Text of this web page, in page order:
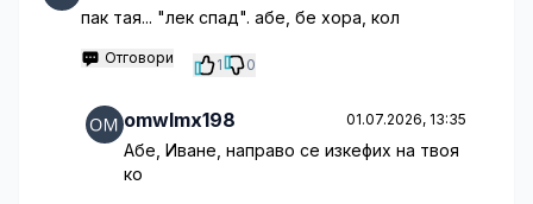
пак тая... "лек спад". абе, бе хора, кол
Отговори 1 0
omwlmx198 01.07.2026, 13:35
Абе, Иване, направо се изкефих на твоя
ко